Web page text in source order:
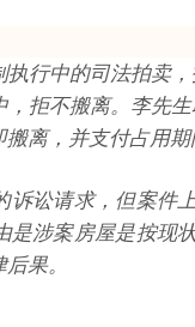
执行中的司法拍卖
拒不搬离。李先
离，并支付占用
诉讼请求，但案件
是涉案房屋是按现
果。